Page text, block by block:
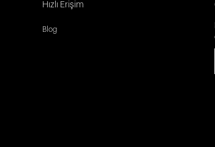
Hızlı Erişim
Blog